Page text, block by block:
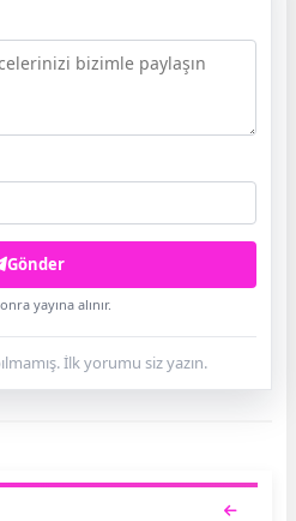
Gönder
yayına alınır.
İlk yorumu siz yazın.